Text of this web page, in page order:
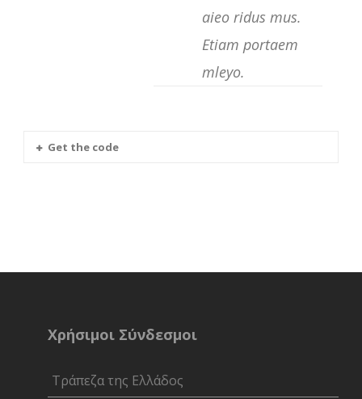
aieo ridus mus.
Etiam portaem
mleyo.
Get the code
Χρήσιμοι Σύνδεσμοι
Τράπεζα της Ελλάδος